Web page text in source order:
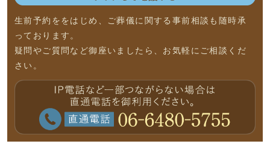
生前予約ををはじめ、ご葬儀に関する事前相談も随時承
っております。
疑問やご質問など御座いましたら、お気軽にご相談くだ
さい。